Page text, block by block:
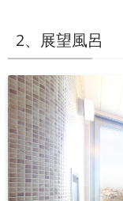
2、展望風呂